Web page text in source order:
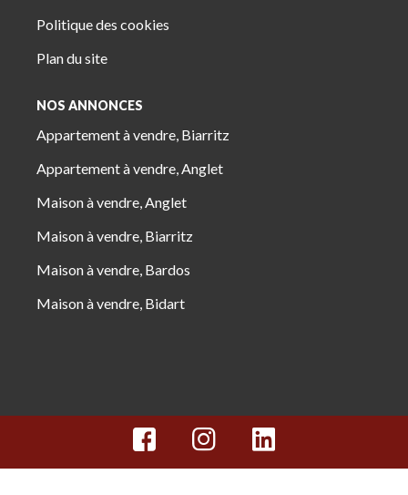
Politique des cookies
Plan du site
NOS ANNONCES
Appartement à vendre, Biarritz
Appartement à vendre, Anglet
Maison à vendre, Anglet
Maison à vendre, Biarritz
Maison à vendre, Bardos
Maison à vendre, Bidart